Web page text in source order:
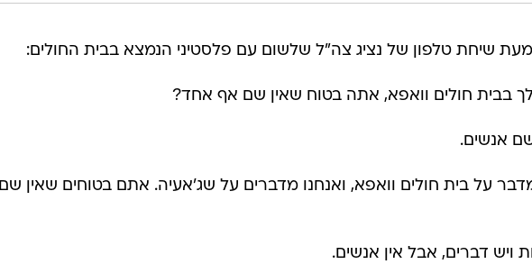
שיחת טלפון של נציג צה"ל שלשום עם פלסטיני הנמצא בבית החולים:
בבית חולים וואפא, אתה בטוח שאין שם אף אחד?
אנשים.
על בית חולים וואפא, ואנחנו מדברים על שג'אעיה. אתם בטוחים שאין
ויש דברים, אבל אין אנשים.